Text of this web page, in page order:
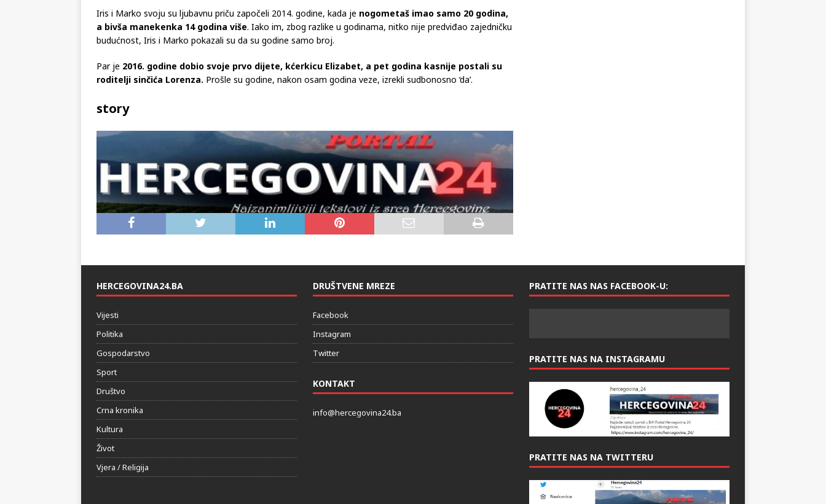
‘sretna prva godišnjica’ i ‘moja ljubav’ u hashtagove.
Iris i Marko svoju su ljubavnu priču započeli 2014. godine, kada je
nogometaš imao samo 20 godina,
a bivša manekenka 14 godina više
. Iako im, zbog razlike u godinama, nitko nije predviđao zajedničku
budućnost, Iris i Marko pokazali su da su godine samo broj.
2016. godine dobio svoje prvo dijete, kćerkicu Elizabet, a pet godina kasnije postali su
roditelji sinčića Lorenza.
story
Vijesti
Politika
Gospodarstvo
Sport
Društvo
Crna kronika
Kultura
Život
Facebook
Instagram
PRATITE NAS NA INSTAGRAMU
PRATITE NAS NA TWITTERU